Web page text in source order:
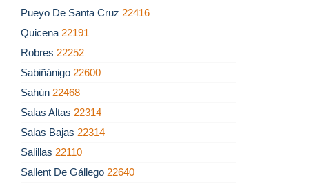
Pueyo De Santa Cruz 22416
Quicena 22191
Robres 22252
Sabiñánigo 22600
Sahún 22468
Salas Altas 22314
Salas Bajas 22314
Salillas 22110
Sallent De Gállego 22640